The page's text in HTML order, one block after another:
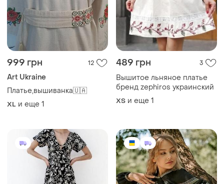
999 грн 12
Art Ukraine
Платье,вышиванка🇺🇦
XL и еще 1
489 грн 3
Вышитое льняное платье
бренд zephiros украинский
ХS и еще 1